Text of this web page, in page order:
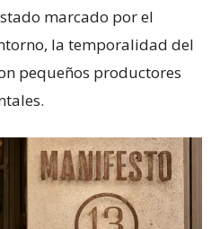
marcado por el
la temporalidad del
pequeños productores